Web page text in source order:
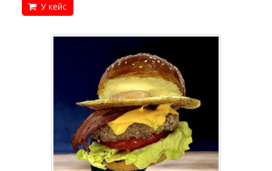
У кейс